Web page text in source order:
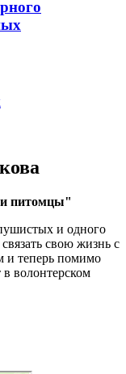
питомцы"
и одного
свою жизнь с
теперь помимо
в волонтерском